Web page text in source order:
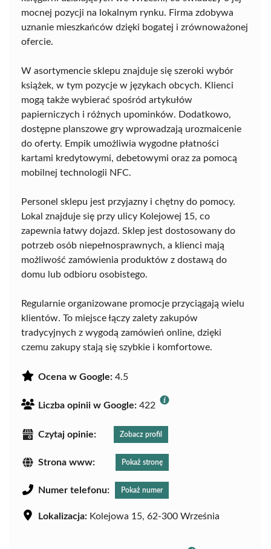
mocnej pozycji na lokalnym rynku. Firma zdobywa
uznanie mieszkańców dzięki bogatej i zrównoważonej
ofercie.
W asortymencie sklepu znajduje się szeroki wybór
książek, w tym pozycje w językach obcych. Klienci
mogą także wybierać spośród artykułów
papierniczych i różnych upominków. Dodatkowo,
dostępne planszowe gry wprowadzają urozmaicenie
do oferty. Empik umożliwia wygodne płatności
kartami kredytowymi, debetowymi oraz za pomocą
mobilnej technologii NFC.
Personel sklepu jest przyjazny i chętny do pomocy.
Lokal znajduje się przy ulicy Kolejowej 15, co
zapewnia łatwy dojazd. Sklep jest dostosowany do
potrzeb osób niepełnosprawnych, a klienci mają
możliwość zamówienia produktów z dostawą do
domu lub odbioru osobistego.
Regularnie organizowane promocje przyciągają wielu
klientów. To miejsce łączy zalety zakupów
tradycyjnych z wygodą zamówień online, dzięki
czemu zakupy stają się szybkie i komfortowe.
Ocena w Google: 4.5
Liczba opinii w Google: 422
Czytaj opinie: Zobacz profil
Strona www: Pokaż stronę
Numer telefonu: Pokaż numer
Lokalizacja: Kolejowa 15, 62-300 Września